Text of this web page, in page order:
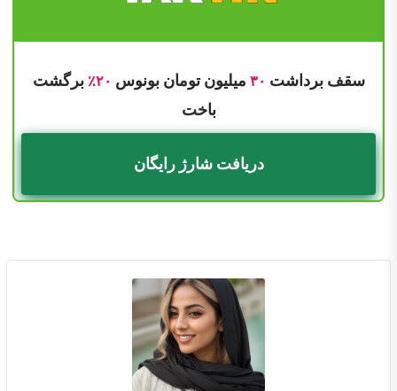
سقف برداشت ۳۰ میلیون تومان بونوس ۲۰٪ برگشت
باخت
دریافت شارژ رایگان